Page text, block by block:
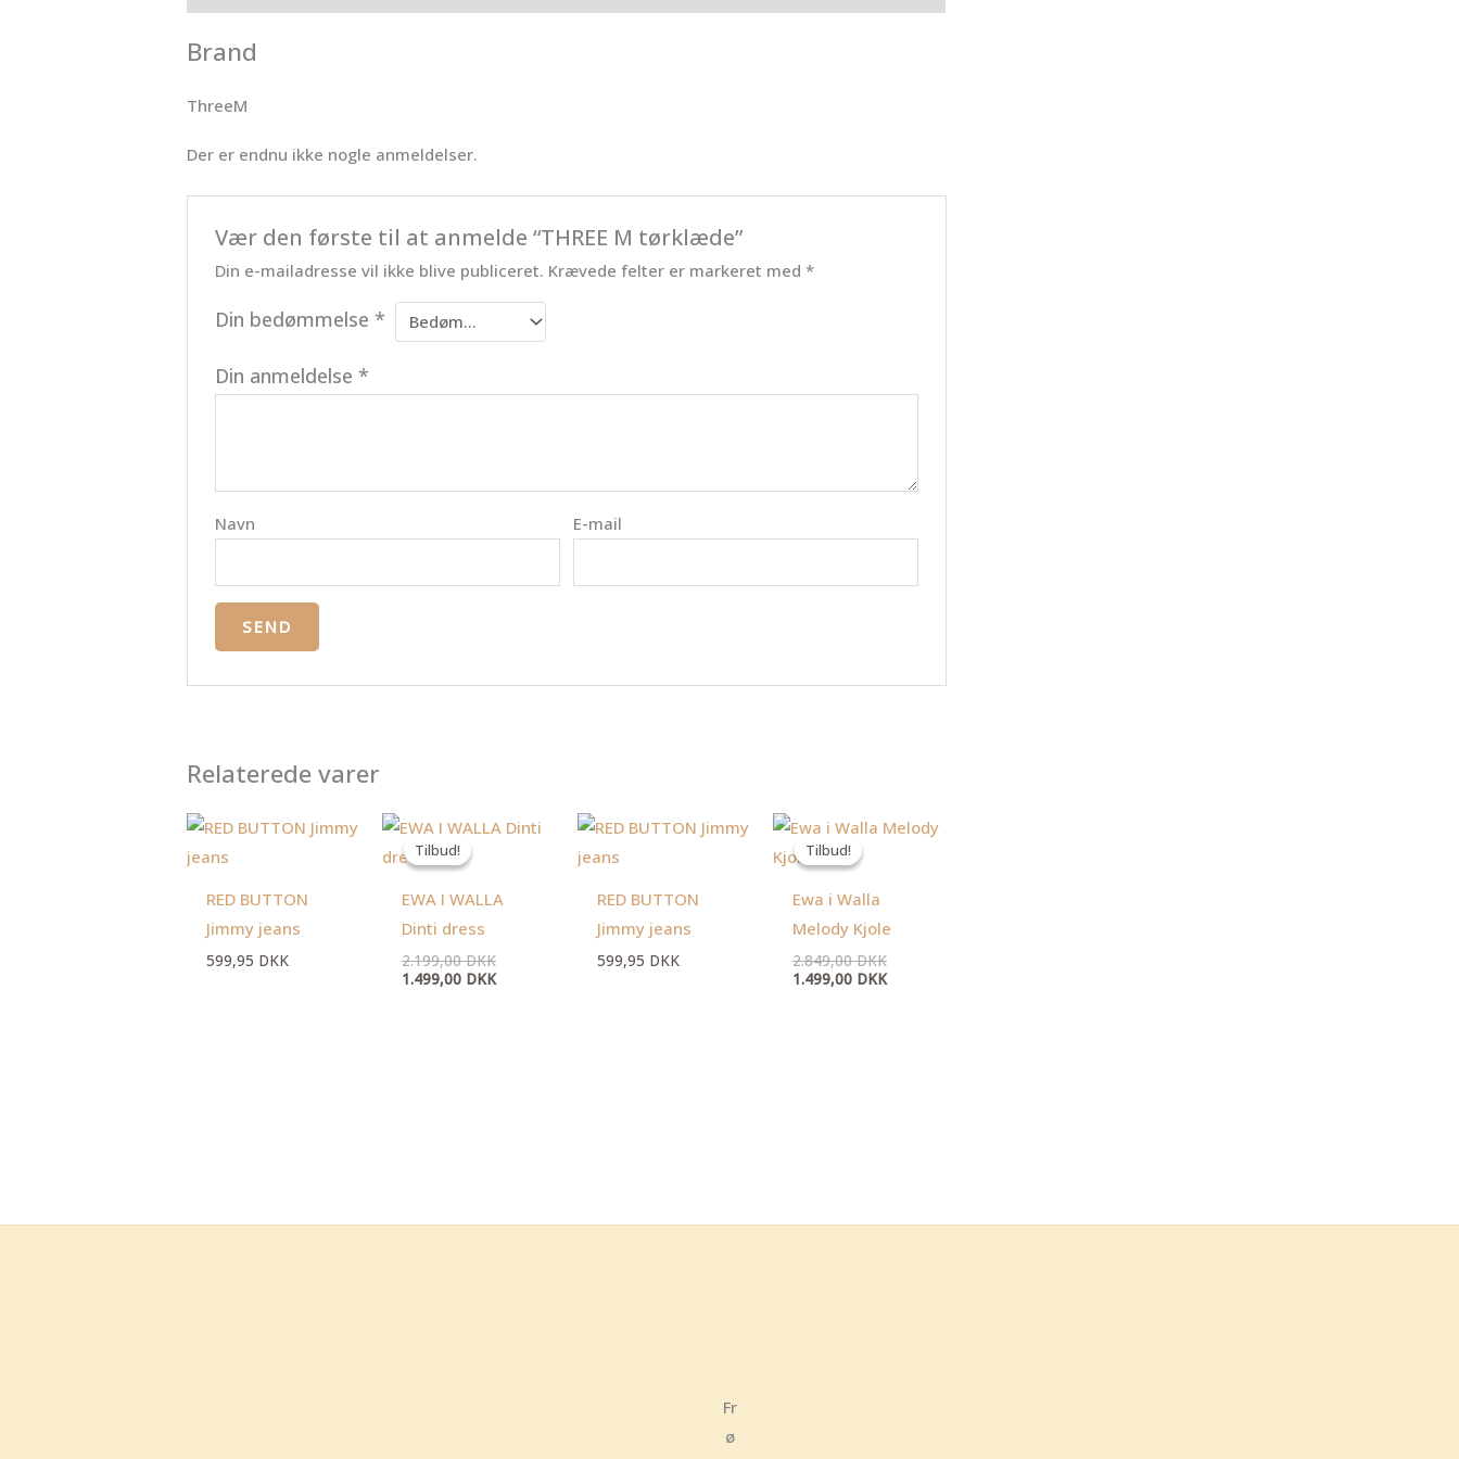
Brand
ThreeM
Der er endnu ikke nogle anmeldelser.
Vær den første til at anmelde “THREE M tørklæde”
Din e-mailadresse vil ikke blive publiceret. Krævede felter er markeret med*
Din bedømmelse *
Din anmeldelse *
Navn E-mail
Relaterede varer
RED BUTTON
Jimmy jeans
599,95 DKK
Tilbud!
Tilbud!
EWA I WALLA
Dinti dress
2.199,00DKK
Den
oprindelige
2.199,00 DKK.
1.499,00 DKK
Den
aktuelle
1.499,00 DKK.
RED BUTTON
Jimmy jeans
599,95 DKK
Tilbud!
Tilbud!
Ewa i Walla
Melody Kjole
2.849,00DKK
Den
oprindelige
1.499,00 DKK
Den
aktuelle
Fr
ø